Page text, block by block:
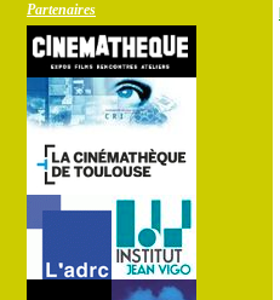
Partenaires